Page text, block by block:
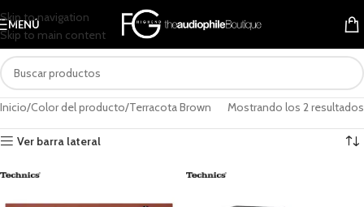
Skip to navigation
Skip to main content
MENÚ
Inicio Color del producto Terracota Brown Mostrando los 2 resultados
Ver barra lateral